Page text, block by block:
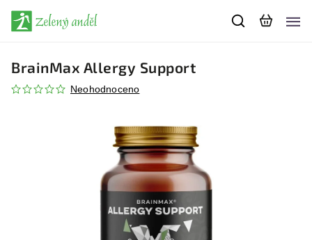
BrainMax Allergy Support
Neohodnoceno